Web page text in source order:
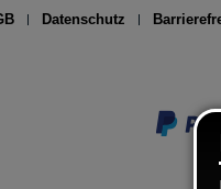
Datenschutz